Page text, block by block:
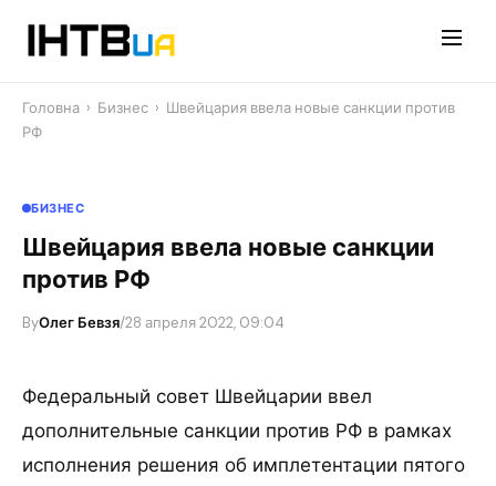
Головна › Бизнес › Швейцария ввела новые санкции против
РФ
БИЗНЕС
Швейцария ввела новые санкции
против РФ
ByОлег Бевзя/28 апреля 2022, 09:04
Федеральный совет Швейцарии ввел
дополнительные санкции против РФ в рамках
исполнения решения об имплетентации пятого